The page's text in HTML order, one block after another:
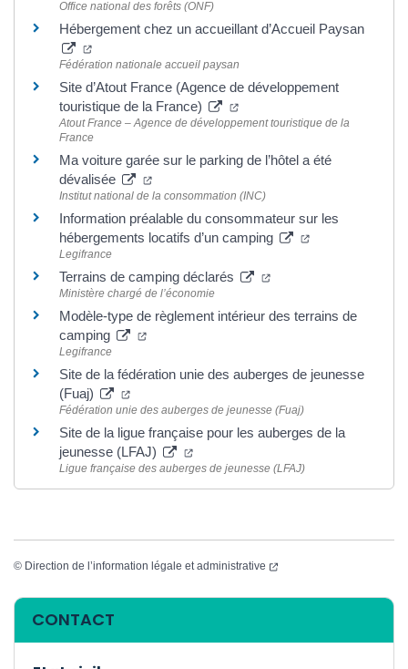
Office national des forêts (ONF)
Hébergement chez un accueillant d’Accueil Paysan
(ouverture dans un nouvel onglet)
Fédération nationale accueil paysan
Site d’Atout France (Agence de développement
touristique de la France)
(ouverture dans un nouvel
Atout France – Agence de développement touristique de la
France
Ma voiture garée sur le parking de l’hôtel a été
dévalisée
(ouverture dans un nouvel onglet)
Institut national de la consommation (INC)
Information préalable du consommateur sur les
hébergements locatifs d’un camping
(ouverture dans
Legifrance
Terrains de camping déclarés (ouverture dans un
Ministère chargé de l’économie
Modèle-type de règlement intérieur des terrains de
camping
(ouverture dans un nouvel onglet)
Legifrance
Site de la fédération unie des auberges de jeunesse
(Fuaj)
(ouverture dans un nouvel onglet)
Fédération unie des auberges de jeunesse (Fuaj)
Site de la ligue française pour les auberges de la
jeunesse (LFAJ)
(ouverture dans un nouvel onglet)
Ligue française des auberges de jeunesse (LFAJ)
© Direction de l’information légale et administrative (ouverture dans un
Informations complémentaires
CONTACT